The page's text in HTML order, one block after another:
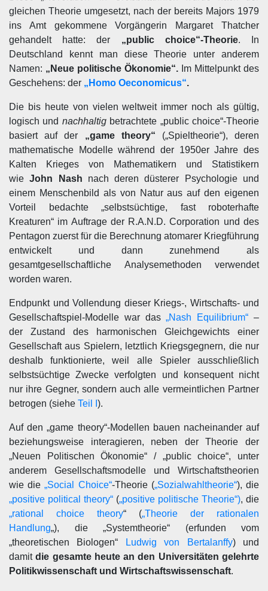
gleichen Theorie umgesetzt, nach der bereits Majors 1979
ins Amt gekommene Vorgängerin Margaret Thatcher
gehandelt hatte: der „public choice“-Theorie. In
Deutschland kennt man diese Theorie unter anderem
Namen: „Neue politische Ökonomie“. Im Mittelpunkt des
Geschehens: der „Homo Oeconomicus“.
Die bis heute von vielen weltweit immer noch als gültig,
logisch und nachhaltigbetrachtete „public choice“-Theorie
basiert auf der „game theory“ („Spieltheorie“), deren
mathematische Modelle während der 1950er Jahre des
Kalten Krieges von Mathematikern und Statistikern
wieJohn Nash nach deren düsterer Psychologie und
einem Menschenbild als von Natur aus auf den eigenen
Vorteil bedachte „selbstsüchtige, fast roboterhafte
Kreaturen“ im Auftrage der R.A.N.D. Corporation und des
Pentagon zuerst für die Berechnung atomarer Kriegführung
entwickelt und dann zunehmend als
gesamtgesellschaftliche Analysemethoden verwendet
worden waren.
Endpunkt und Vollendung dieser Kriegs-, Wirtschafts- und
Gesellschaftspiel-Modelle war das„Nash Equilibrium“ –
der Zustand des harmonischen Gleichgewichts einer
Gesellschaft aus Spielern, letztlich Kriegsgegnern, die nur
deshalb funktionierte, weil alle Spieler ausschließlich
selbstsüchtige Zwecke verfolgten und konsequent nicht
nur ihre Gegner, sondern auch alle vermeintlichen Partner
betrogen (siehe Teil I ).
Auf den „game theory“-Modellen bauen nacheinander auf
beziehungsweise interagieren, neben der Theorie der
„Neuen Politischen Ökonomie“ / „public choice“, unter
anderem Gesellschaftsmodelle und Wirtschaftstheorien
wie die„Social Choice“-Theorie („Sozialwahltheorie“), die
„positive political theory“ („positive politische Theorie“), die
„rational choice theory“ („Theorie der rationalen
Handlung„), die „Systemtheorie“ (erfunden vom
„theoretischen Biologen“
Ludwig von Bertalanffy) und
damitdie gesamte heute an den Universitäten gelehrte
Politikwissenschaft und Wirtschaftswissenschaft.